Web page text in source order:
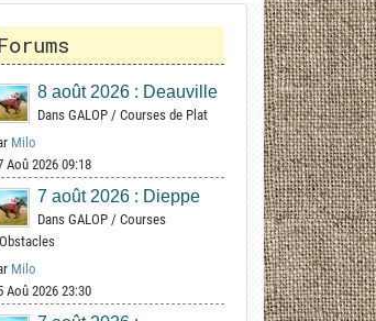
8 août 2026 : Deauville
Dans GALOP / Courses de Plat
Milo
Aoû 2026 09:18
7 août 2026 : Dieppe
Dans GALOP / Courses
Milo
Aoû 2026 23:30